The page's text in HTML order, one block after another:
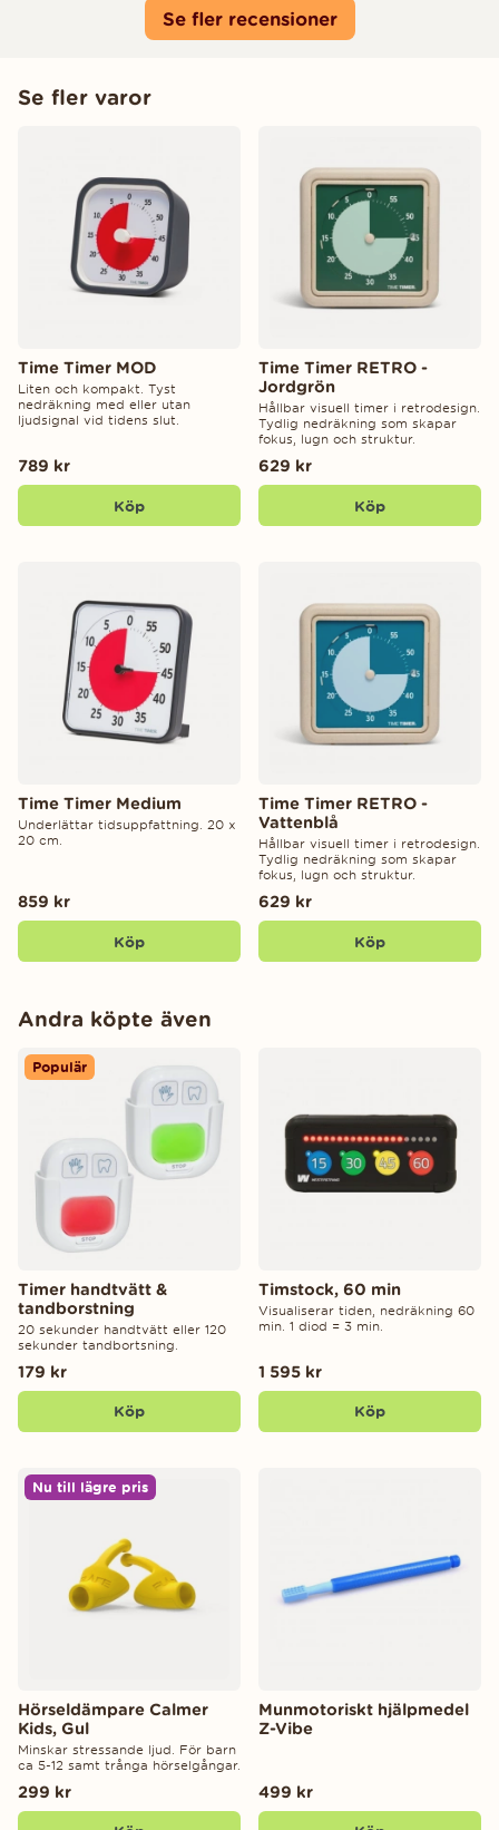
Se fler recensioner
Se fler varor
Time Timer MOD
Liten och kompakt. Tyst
nedräkning med eller utan
ljudsignal vid tidens slut.
789 kr
Köp
Time Timer RETRO -
Jordgrön
Hållbar visuell timer i retrodesign.
Tydlig nedräkning som skapar
fokus, lugn och struktur.
629 kr
Köp
Time Timer Medium
Underlättar tidsuppfattning. 20 x
20 cm.
859 kr
Köp
Time Timer RETRO -
Vattenblå
Hållbar visuell timer i retrodesign.
Tydlig nedräkning som skapar
fokus, lugn och struktur.
629 kr
Köp
Andra köpte även
Populär
Timer handtvätt &
tandborstning
20 sekunder handtvätt eller 120
sekunder tandbortsning.
179 kr
Köp
Timstock, 60 min
Visualiserar tiden, nedräkning 60
min. 1 diod = 3 min.
1 595 kr
Köp
Nu till lägre pris
Hörseldämpare Calmer
Kids, Gul
Minskar stressande ljud. För barn
ca 5-12 samt trånga hörselgångar.
299 kr
Munmotoriskt hjälpmedel
Z-Vibe
499 kr